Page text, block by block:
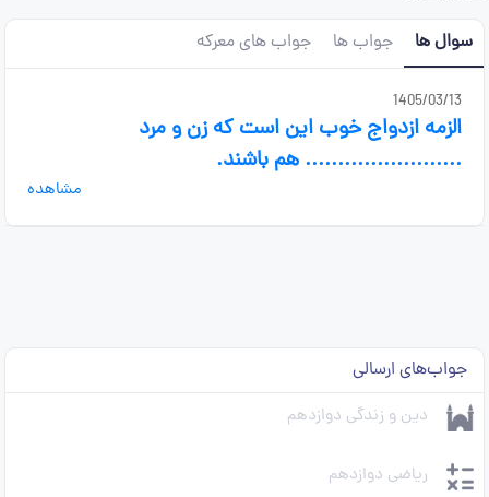
سوال ها جواب ها جواب های معرکه
1405/03/13
الزمه ازدواج خوب این است که زن و مرد
........................ هم باشند.
مشاهده
جواب‌های ارسالی
دین و زندگی دوازدهم
ریاضی دوازدهم